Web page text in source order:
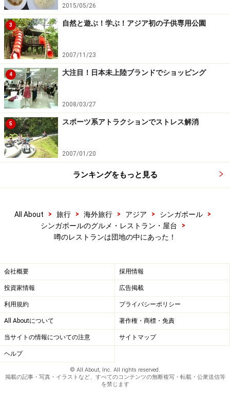
2015/05/26
3 自然と遊ぶ！学ぶ！アジア初の子供専用公園
2007/11/23
4 大注目！日本未上陸ブランドでショッピング
2008/03/27
5 スポーツ系アトラクションでストレス解消
2007/01/20
ランキングをもっと見る
All About > 旅行 > 海外旅行 > アジア > シンガポール
>
シンガポールのグルメ・レストラン・屋台
>
噂のレストランは団地の中にあった！
会社概要 採用情報
投資家情報 広告掲載
利用規約 プライバシーポリシー
All Aboutについて 著作権・商標・免責
当サイトの情報についての注意 サイトマップ
ヘルプ
© All About, Inc. All rights reserved.
掲載の記事・写真・イラストなど、すべてのコンテンツの無断複写・転載・公衆送信等
を禁じます